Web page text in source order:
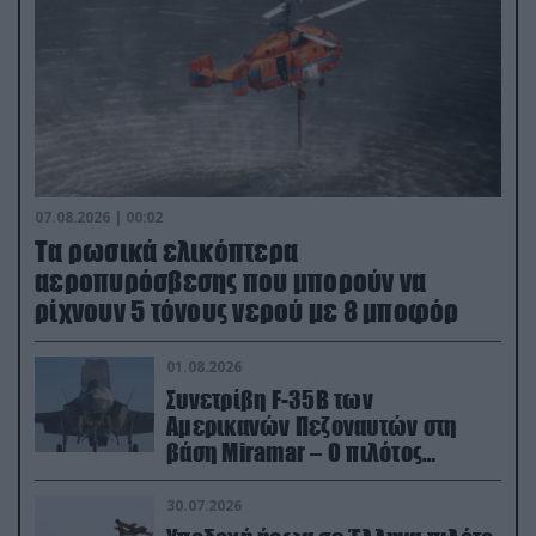
07.08.2026 | 00:02
Τα ρωσικά ελικόπτερα
αεροπυρόσβεσης που μπορούν να
ρίχνουν 5 τόνους νερού με 8 μποφόρ
01.08.2026
Συνετρίβη F-35B των
Αμερικανών Πεζοναυτών στη
βάση Miramar – Ο πιλότος
εκτινάχθηκε εγκαίρως
30.07.2026